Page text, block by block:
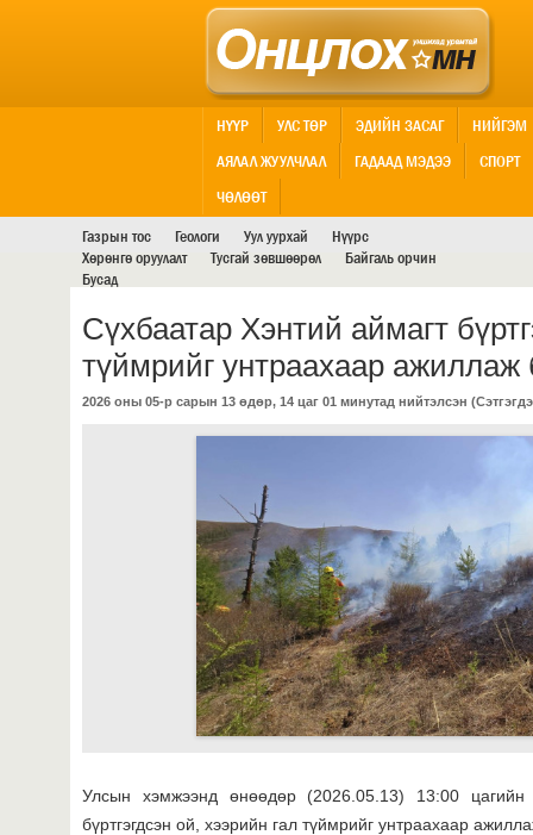
АШИГТ МАЛТМАЛ
НҮҮР УЛС ТӨР ЭДИЙН ЗАСАГ
НИЙГЭМ
АЯЛАЛ ЖУУЛЧЛАЛ
ГАДААД МЭДЭЭ
СПОРТ
ЧӨЛӨӨТ
Газрын тос
Геологи Уул уурхай
Нүүрс
Хөрөнгө оруулалт
Тусгай зөвшөөрөл
Байгаль орчин
Бусад
Сүхбаатар Хэнтий аймагт
түймрийг унтраахаар ажиллаж
2026 оны 05-р сарын 13 өдөр, 14 цаг 01 минутад нийтэлсэн (
Улсын хэмжээнд өнөөдөр (2026.05.13) 13:00
бүртгэгдсэн ой, хээрийн гал түймрийг унтраахаар